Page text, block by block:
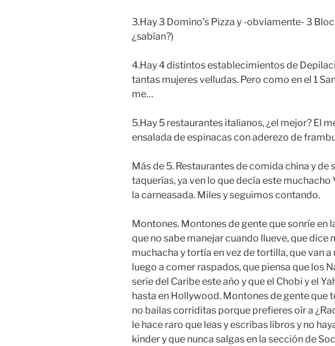
3.Hay 3 Domino’s Pizza y -obviamente- 3
¿sabían?)
4.Hay 4 distintos establecimientos de
tantas mujeres velludas. Pero como en el 1
me…
5.Hay 5 restaurantes italianos, ¿el mejor? El
ensalada de espinacas con aderezo de
Más de 5. Restaurantes de comida china y de
taquerías, ya ven lo que decía este
la carneasada. Miles y seguimos contando.
Montones. Montones de gente que sonríe en
que no sabe manejar cuando llueve, que dice
muchacha y tortía en vez de tortilla, que van
luego a comer raspados, que piensa que los
serie del Caribe este año y que el Chobi y el
hasta en Hollywood. Montones de gente que
no bailas corriditas porque prefieres oír a
le hace raro que leas y escribas libros y no
kinder y que nunca salgas en la sección de